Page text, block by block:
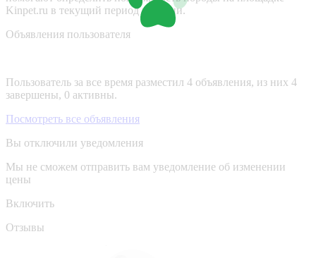
Kinpet.ru в текущий период времени.
Объявления пользователя
Пользователь за все время разместил 4 объявления, из них 4
завершены, 0 активны.
Посмотреть все объявления
Вы отключили уведомления
Мы не сможем отправить вам уведомление об изменении
цены
Включить
Отзывы